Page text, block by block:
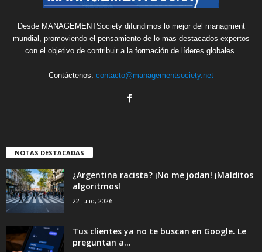
Desde MANAGEMENTSociety difundimos lo mejor del managment
mundial, promoviendo el pensamiento de lo mas destacados expertos
con el objetivo de contribuir a la formación de líderes globales.
Contáctenos: contacto@managementsociety.net
NOTAS DESTACADAS
¿Argentina racista? ¡No me jodan! ¡Malditos
algoritmos!
22 julio, 2026
Tus clientes ya no te buscan en Google. Le
preguntan a...